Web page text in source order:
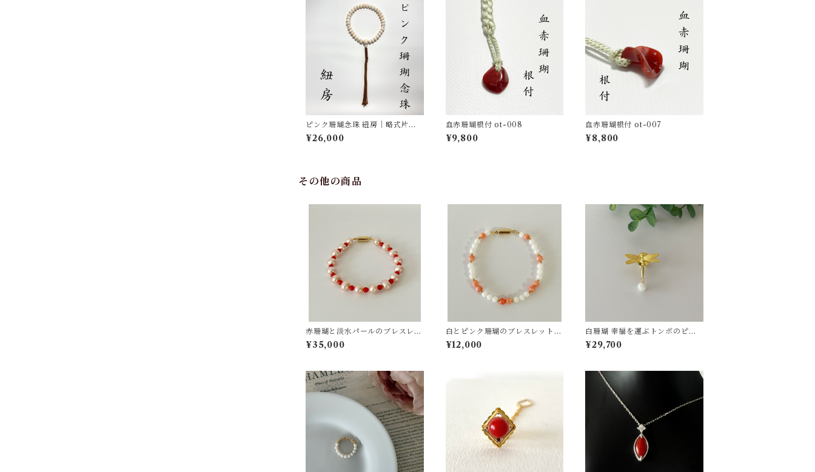
ピンク珊瑚念珠 紐房｜略式片手
ot-011
¥26,000
血赤珊瑚根付 ot-008
¥9,800
血赤珊瑚根付 ot-007
¥8,800
その他の商品
赤珊瑚と淡水パールのブレスレッ
ト ts−16
¥35,000
白とピンク珊瑚のブレスレット
ts−17
¥12,000
白珊瑚 幸福を運ぶトンボのピン
タックブローチ ゴールド SV fb-
36
¥29,700